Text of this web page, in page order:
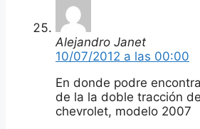
Alejandro Janet
10/07/2012 a las 00:00
En donde podre
de la la doble tracción
chevrolet, modelo 2007